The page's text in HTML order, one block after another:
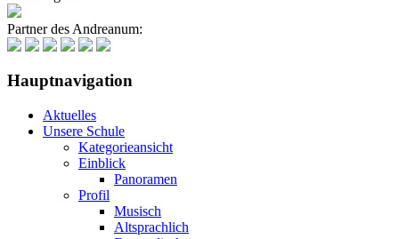
Partner des Andreanum:
Hauptnavigation
Aktuelles
Unsere Schule
Kategorieansicht
Einblick
Panoramen
Profil
Musisch
Altsprachlich